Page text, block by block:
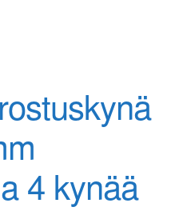
4 kynää